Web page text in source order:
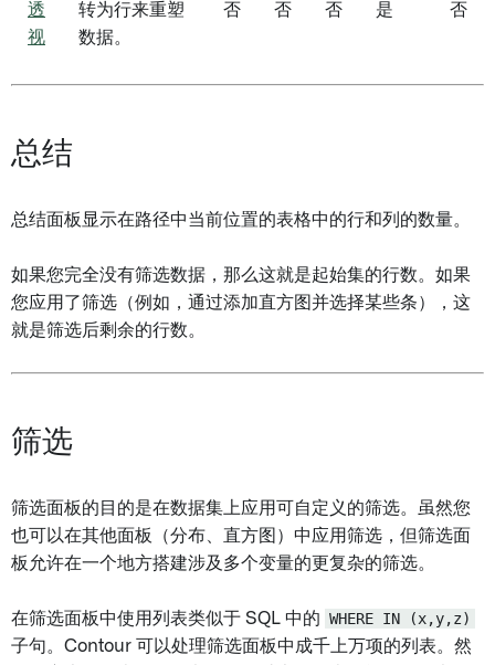
透
视
转为行来重塑
数据。
否 否 否 是 否
总结
总结面板显示在路径中当前位置的表格中的行和列的数量。
如果您完全没有筛选数据，那么这就是起始集的行数。如果
您应用了筛选（例如，通过添加直方图并选择某些条），这
就是筛选后剩余的行数。
筛选
筛选面板的目的是在数据集上应用可自定义的筛选。虽然您
也可以在其他面板（分布、直方图）中应用筛选，但筛选面
板允许在一个地方搭建涉及多个变量的更复杂的筛选。
在筛选面板中使用列表类似于 SQL 中的 WHERE IN (x,y,z)
子句。Contour 可以处理筛选面板中成千上万项的列表。然